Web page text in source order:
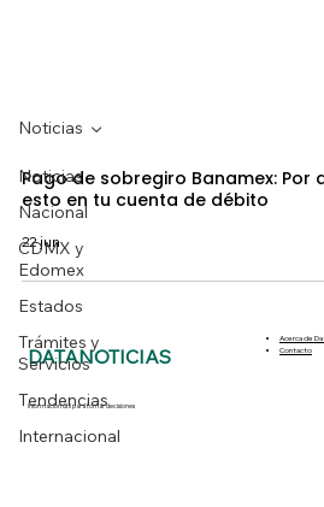
Noticias
Nacional
CDMX y
Edomex
Estados
Trámites y
Servicios
Tendencias
Internacional
Noticias
Pago de sobregiro Banamex: Por
esto en tu cuenta de débito
22 jun
DATANOTICIAS
Información útil para tomar decisiones
Acerca de
Contacto